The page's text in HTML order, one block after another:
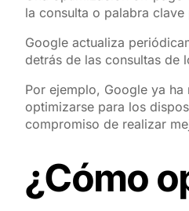
la consulta o palabra
Google actualiza
detrás de las consultas de
Por ejemplo, Google ya
optimizarse para los
compromiso de realizar
¿Cómo